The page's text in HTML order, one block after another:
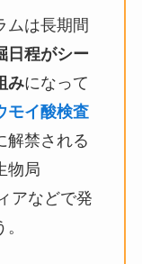
ムは長期間
日程がシー
みになって
モイ酸検査
解禁される
物局
アなどで発